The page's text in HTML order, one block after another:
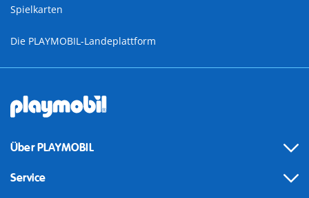
Spielkarten
Die PLAYMOBIL-Landeplattform
Über PLAYMOBIL
Service